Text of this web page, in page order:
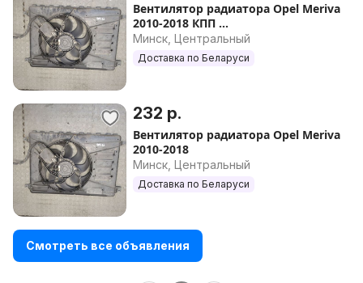
Вентилятор радиатора Opel Meriva
2010-2018 КПП ...
Минск, Центральный
Доставка по Беларуси
232 р.
Вентилятор радиатора Opel Meriva
2010-2018
Минск, Центральный
Доставка по Беларуси
Смотреть все объявления